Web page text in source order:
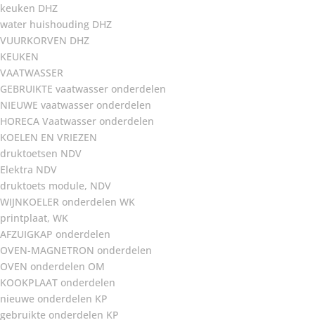
keuken DHZ
water huishouding DHZ
VUURKORVEN DHZ
KEUKEN
VAATWASSER
GEBRUIKTE vaatwasser onderdelen
NIEUWE vaatwasser onderdelen
HORECA Vaatwasser onderdelen
KOELEN EN VRIEZEN
druktoetsen NDV
Elektra NDV
druktoets module, NDV
WIJNKOELER onderdelen WK
printplaat, WK
AFZUIGKAP onderdelen
OVEN-MAGNETRON onderdelen
OVEN onderdelen OM
KOOKPLAAT onderdelen
nieuwe onderdelen KP
gebruikte onderdelen KP